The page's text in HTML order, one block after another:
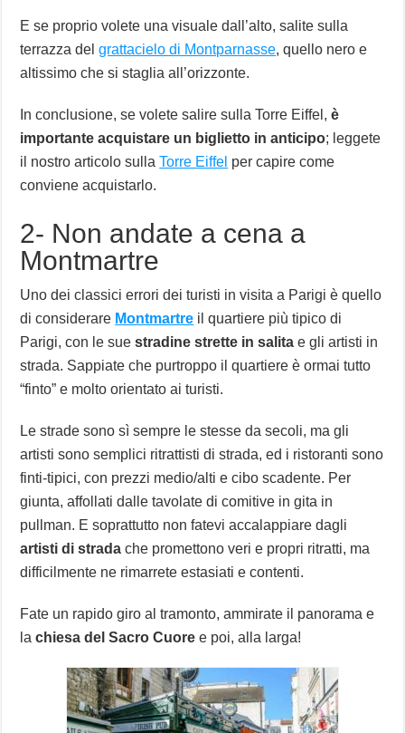
E se proprio volete una visuale dall’alto, salite sulla
terrazza delgrattacielo di Montparnasse, quello nero e
altissimo che si staglia all’orizzonte.
In conclusione, se volete salire sulla Torre Eiffel,è
importante acquistare un biglietto in anticipo; leggete
il nostro articolo sullaTorre Eiffel per capire come
conviene acquistarlo.
2- Non andate a cena a
Montmartre
Uno dei classici errori dei turisti in visita a Parigi è quello
di considerare Montmartre il quartiere più tipico di
Parigi, con le suestradine strette in salita e gli artisti in
strada. Sappiate che purtroppo il quartiere è ormai tutto
“finto” e molto orientato ai turisti.
Le strade sono sì sempre le stesse da secoli, ma gli
artisti sono semplici ritrattisti di strada, ed i ristoranti sono
finti-tipici, con prezzi medio/alti e cibo scadente. Per
giunta, affollati dalle tavolate di comitive in gita in
pullman. E soprattutto non fatevi accalappiare dagli
artisti di strada che promettono veri e propri ritratti, ma
difficilmente ne rimarrete estasiati e contenti.
Fate un rapido giro al tramonto, ammirate il panorama e
lachiesa del Sacro Cuore e poi, alla larga!